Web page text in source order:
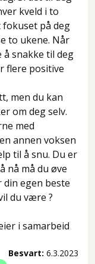
kveld i to
fokuset på deg
to ukene. Når
snakke til deg
flere positive
men du kan
om deg selv.
med
annen voksen
til å snu. Du er
nå må du øve
din egen beste
du være ?
i samarbeid
Besvart: 6.3.2023